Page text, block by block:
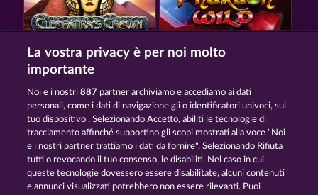
CLEOPATRA'S CROWN LUCKY PHARAOH WILD
RAMSES BOOK
La vostra privacy è per noi molto
importante
Noi e i nostri887 partner archiviamo e accediamo ai dati
personali, come i dati di navigazione gli o identificatori univoci, sul
tuo dispositivo . Selezionando Accetto, abiliti le tecnologie di
tracciamento affinché supportino gli scopi mostrati alla voce "Noi
e i nostri partner trattiamo i dati da fornire". Selezionando Rifiuta
tutti o revocando il tuo consenso, le disabiliti. Nel caso in cui
queste tecnologie dovessero essere disabilitate, alcuni contenuti
e annunci visualizzati potrebbero non essere rilevanti. Puoi